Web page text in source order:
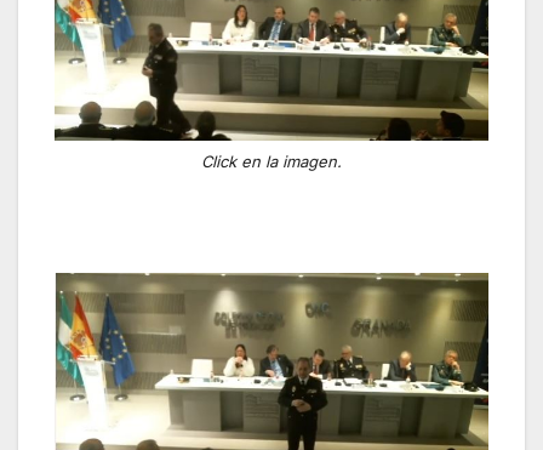
Click en la imagen.